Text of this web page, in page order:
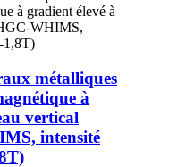
métalliques
à
vertical
intensité